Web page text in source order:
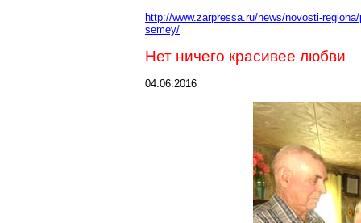
http://www.zarpressa.ru/news/novosti-
semey/
Нет ничего красивее любви
04.06.2016